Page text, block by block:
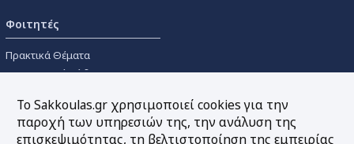
Φοιτητές
Πρακτικά Θέματα
Οικονομικοί Κώδικες
Συγγραμμάτων
Το Sakkoulas.gr χρησιμοποιεί cookies για την
παροχή των υπηρεσιών της, την ανάλυση της
επισκεψιμότητας, τη βελτιστοποίηση της εμπειρίας